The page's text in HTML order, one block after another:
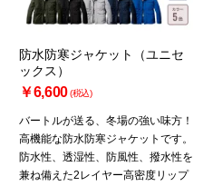
防水防寒ジャケット（ユニセ
ックス）
￥6,600(税込)
バートルが送る、冬場の強い味方！
高機能な防水防寒ジャケットです。
防水性、透湿性、防風性、撥水性を
兼ね備えた2レイヤー高密度リップ